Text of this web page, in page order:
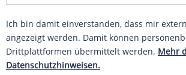
Ich bin damit einverstanden, dass mir
angezeigt werden. Damit können
Drittplattformen übermittelt werden. Mehr
Datenschutzhinweisen.